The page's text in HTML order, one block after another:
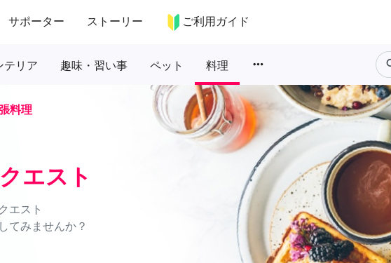
サポーター ストーリー ご利用ガイド
テリア 趣味・習い事 ペット 料理 more_horiz
料理
エスト
エスト
てみませんか？